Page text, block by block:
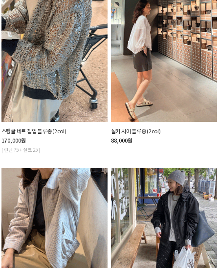
스팽글 네트 집업 블루종 (2col)
170,000원
[ 린넨 75 + 실크 25 ]
실키 시어 블루종 (2col)
88,000원